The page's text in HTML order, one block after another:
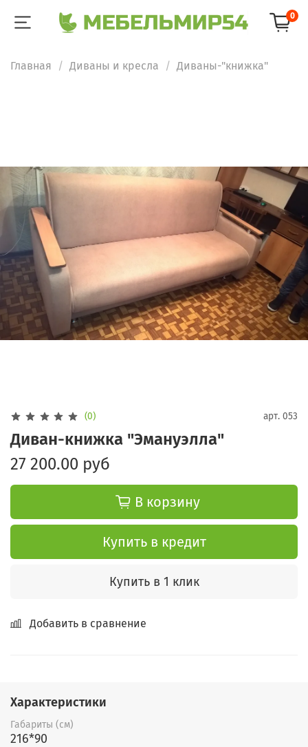
0
Главная Диваны и кресла Диваны-"книжка"
(0) арт. 053
Диван-книжка "Эмануэлла"
27 200.00 руб
В корзину
Купить в кредит
Купить в 1 клик
Добавить в сравнение
Характеристики
Габариты (см)
216*90